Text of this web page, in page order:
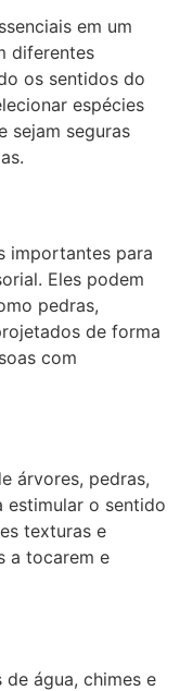
em um
diferentes
os sentidos do
espécies
sejam seguras
importantes para
Eles podem
pedras,
de forma
com
árvores, pedras,
estimular o sentido
texturas e
a tocarem e
água, chimes e